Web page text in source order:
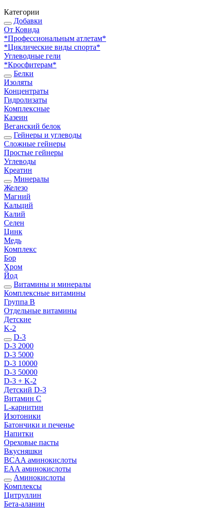
Категории
Добавки
От Ковида
*Профессиональным атлетам*
*Циклические виды спорта*
Углеводные гели
*Кросфитерам*
Белки
Изоляты
Концентраты
Гидролизаты
Комплексные
Казеин
Веганский белок
Гейнеры и углеводы
Сложные гейнеры
Простые гейнеры
Углеводы
Креатин
Минералы
Железо
Магний
Кальций
Калий
Селен
Цинк
Медь
Комплекс
Бор
Хром
Йод
Витамины и минералы
Комплексные витамины
Группа B
Отдельные витамины
Детские
K-2
D-3
D-3 2000
D-3 5000
D-3 10000
D-3 50000
D-3 + K-2
Детский D-3
Витамин С
L-карнитин
Изотоники
Батончики и печенье
Напитки
Ореховые пасты
Вкусняшки
BCAA аминокислоты
EAA аминокислоты
Аминокислоты
Комплексы
Цитруллин
Бета-аланин